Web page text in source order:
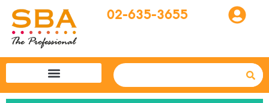
02-635-3655